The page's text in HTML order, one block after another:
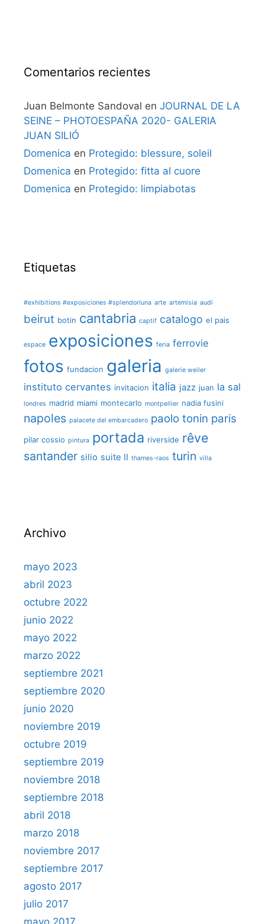
Comentarios recientes
Juan Belmonte Sandoval en JOURNAL DE LA
SEINE – PHOTOESPAÑA 2020- GALERIA
JUAN SILIÓ
Domenica en Protegido: blessure, soleil
Domenica en Protegido: fitta al cuore
Domenica en Protegido: limpiabotas
Etiquetas
#exhibitions #exposiciones #splendorluna arte artemisia audi
beirut botin cantabria captif catalogo el pais
espace exposiciones feria ferrovie
fotos fundacion galeria galerie weiler
instituto cervantes invitacion italia jazz juan la sal
londres madrid miami montecarlo montpellier nadia fusini
napoles palacete del embarcadero paolo tonin paris
pilar cossio pintura portada riverside rêve
santander silio suite II thames-raos turin villa
Archivo
mayo 2023
abril 2023
octubre 2022
junio 2022
mayo 2022
marzo 2022
septiembre 2021
septiembre 2020
junio 2020
noviembre 2019
octubre 2019
septiembre 2019
noviembre 2018
septiembre 2018
abril 2018
marzo 2018
noviembre 2017
septiembre 2017
agosto 2017
julio 2017
mayo 2017